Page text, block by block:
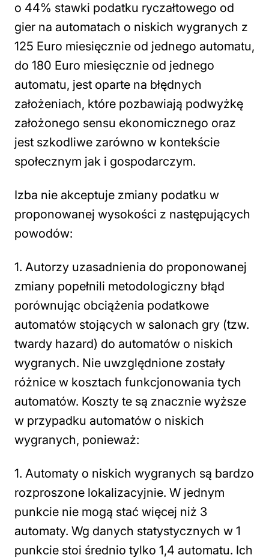
o 44% stawki podatku ryczałtowego od
gier na automatach o niskich wygranych z
125 Euro miesięcznie od jednego automatu,
do 180 Euro miesięcznie od jednego
automatu, jest oparte na błędnych
założeniach, które pozbawiają podwyżkę
założonego sensu ekonomicznego oraz
jest szkodliwe zarówno w kontekście
społecznym jak i gospodarczym.
Izba nie akceptuje zmiany podatku w
proponowanej wysokości z następujących
powodów:
1. Autorzy uzasadnienia do proponowanej
zmiany popełnili metodologiczny błąd
porównując obciążenia podatkowe
automatów stojących w salonach gry (tzw.
twardy hazard) do automatów o niskich
wygranych. Nie uwzględnione zostały
różnice w kosztach funkcjonowania tych
automatów. Koszty te są znacznie wyższe
w przypadku automatów o niskich
wygranych, ponieważ:
1. Automaty o niskich wygranych są bardzo
rozproszone lokalizacyjnie. W jednym
punkcie nie mogą stać więcej niż 3
automaty. Wg danych statystycznych w 1
punkcie stoi średnio tylko 1,4 automatu. Ich